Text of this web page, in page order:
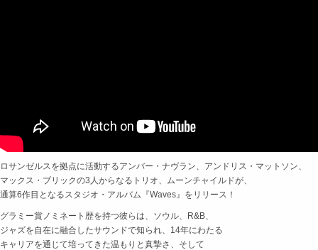
ロサンゼルスを拠点に活動するアンバー・ナヴラン、アンドリス・マットソン、
マックス・ブリックの3人からなるトリオ、ムーンチャイルドが、
通算6作目となるスタジオ・アルバム『Waves』をリリース！
グラミー賞ノミネート歴を持つ彼らは、ソウル、R&B、
ジャズを自在に融合したサウンドで知られ、14年にわたる
キャリアを通じて培ってきた温もりと真摯さ、そして